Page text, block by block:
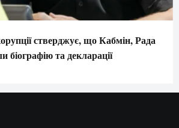
стверджує, що Кабмін, Рада
та декларації